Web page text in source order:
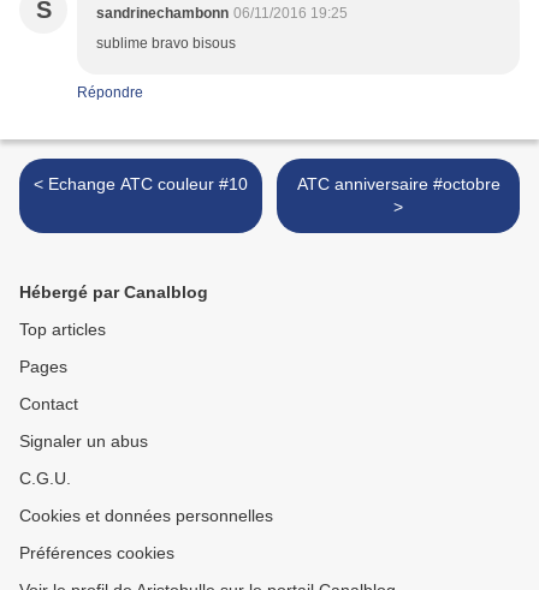
S sandrinechambonn 06/11/2016 19:25
sublime bravo bisous
Répondre
< Echange ATC couleur #10
ATC anniversaire #octobre
>
Hébergé par Canalblog
Top articles
Pages
Contact
Signaler un abus
C.G.U.
Cookies et données personnelles
Préférences cookies